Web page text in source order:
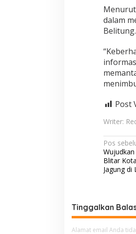
dalam
Belitung.
Post
Writer:
N
a
v
a
s
Pos
Blitar
Jagung di
Tinggalkan
Alamat email Anda